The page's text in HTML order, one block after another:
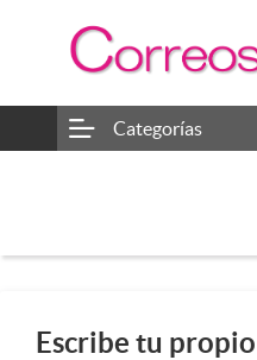
Categorías
Escribe tu